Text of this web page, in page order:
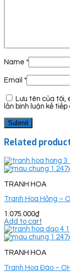
Name *
Email *
Lưu tên của tôi,
lần bình luận kế tiếp
Related
TRANH HOA
Tranh Hoa Hồng –
1.075.000₫
Add to cart
TRANH HOA
Tranh Hoa Đào –